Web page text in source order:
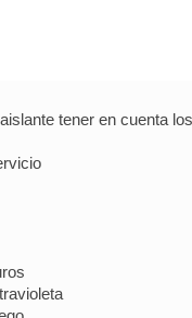
tener en cuenta